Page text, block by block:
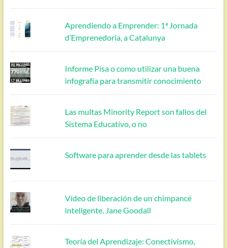
Aprendiendo a Emprender: 1ª Jornada
d’Emprenedoria, a Catalunya
Informe Pisa o como utilizar una buena
infografía para transmitir conocimiento
Las multas Minority Report son fallos del
Sistema Educativo, o no
Software para aprender desde las tablets
Vídeo de liberación de un chimpancé
inteligente. Jane Goodall
Teoría del Aprendizaje: Conectivismo,